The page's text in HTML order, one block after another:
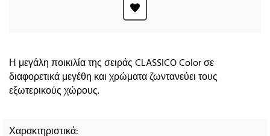
Η μεγάλη ποικιλία της σειράς CLASSICO Color σε
διαφορετικά μεγέθη και χρώματα ζωντανεύει τους
εξωτερικούς χώρους.
Χαρακτηριστικά: